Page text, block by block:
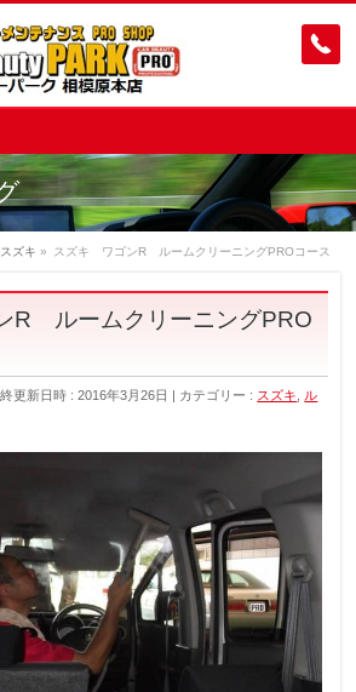
スズキ » スズキ ワゴンR ルームクリーニングPROコース
R ルームクリーニングPRO
更新日時 : 2016年3月26日 カテゴリー : スズキ
ル